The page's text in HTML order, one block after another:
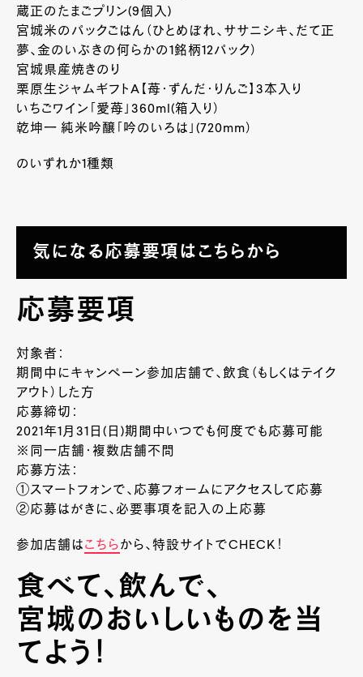
蔵正のたまごプリン(9個入)
宮城米のパックごはん（ひとめぼれ、ササニシキ、だて正
夢、金のいぶきの何らかの1銘柄12パック）
宮城県産焼きのり
栗原生ジャムギフトA【苺・ずんだ・りんご】3本入り
いちごワイン「愛苺」360ml(箱入り）
乾坤一 純米吟醸「吟のいろは」(720mm）
のいずれか1種類
気になる応募要項はこちらから
応募要項
対象者：
期間中にキャンペーン参加店舗で、飲食（もしくはテイク
アウト）した方
応募締切：
2021年1月31日(日)期間中いつでも何度でも応募可能
※同一店舗・複数店舗不問
応募方法：
①スマートフォンで、応募フォームにアクセスして応募
②応募はがきに、必要事項を記入の上応募
参加店舗はこちらから、特設サイトでCHECK！
食べて、飲んで、
宮城のおいしいものを当
てよう！